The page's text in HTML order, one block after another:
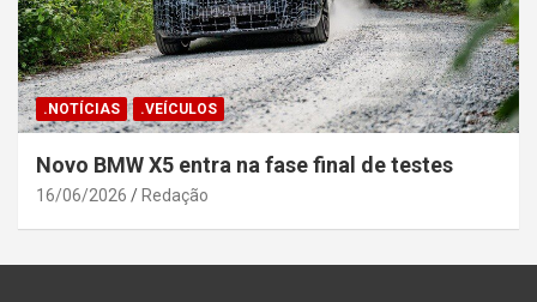
.NOTÍCIAS .VEÍCULOS
Novo BMW X5 entra na fase final de testes
16/06/2026 Redação